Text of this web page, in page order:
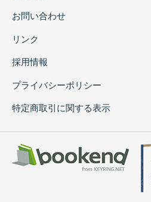
お問い合わせ
リンク
採用情報
プライバシーポリシー
特定商取引に関する表示